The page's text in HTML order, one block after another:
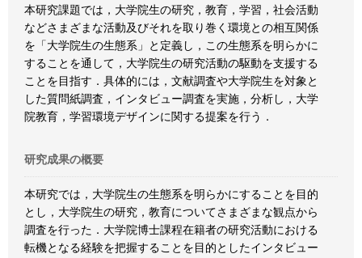
本研究課題では，大学院生の研究，教育，学習，社会活動
などさまざまな活動及びそれを取り巻く環境との相互関係
を「大学院生の生態系」と定義し，この生態系を明らかに
することを通して，大学院生の研究活動の駆動を支援する
ことを目指す．具体的には，文献調査や大学院生を対象と
した質問紙調査，インタビュー調査を実施，分析し，大学
院教育，学習環境デザインに関する提案を行う．
研究成果の概要
本研究では，大学院生の生態系を明らかにすることを目的
とし，大学院生の研究，教育についてさまざまな観点から
調査を行った．大学院博士課程在籍者の研究活動における
転機となる経験を把握することを目的としたインタビュー